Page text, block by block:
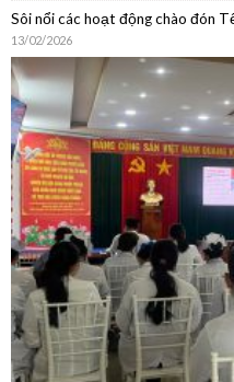
Sinh hoạt chuyên môn: Cập nhật
não mô cầu và Chia sẻ thực
Dân Y Miền Đông
15/01/2026